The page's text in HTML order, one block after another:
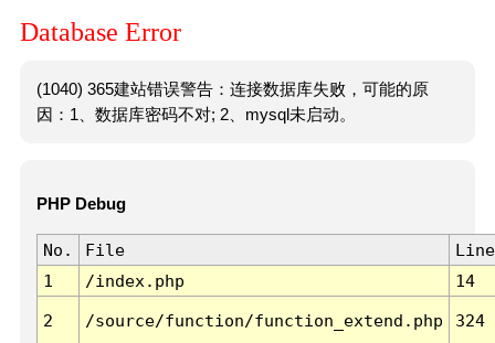
Database Error
(1040) 365建站错误警告：连接数据库失败，可能的原
因：1、数据库密码不对; 2、mysql未启动。
PHP Debug
No. File
Line
1
/index.php 14
2 /source/function/function_extend.php 324